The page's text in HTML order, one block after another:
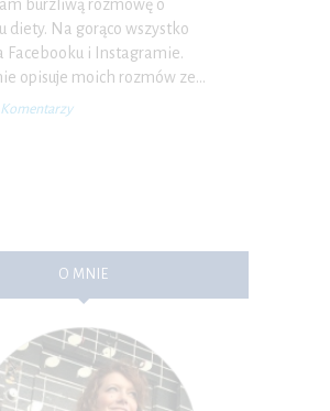
burzliwą rozmowę o
diety. Na gorąco wszystko
Facebooku i Instagramie.
opisuje moich rozmów ze…
O MNIE